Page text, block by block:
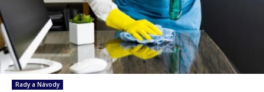
Rady a Návody